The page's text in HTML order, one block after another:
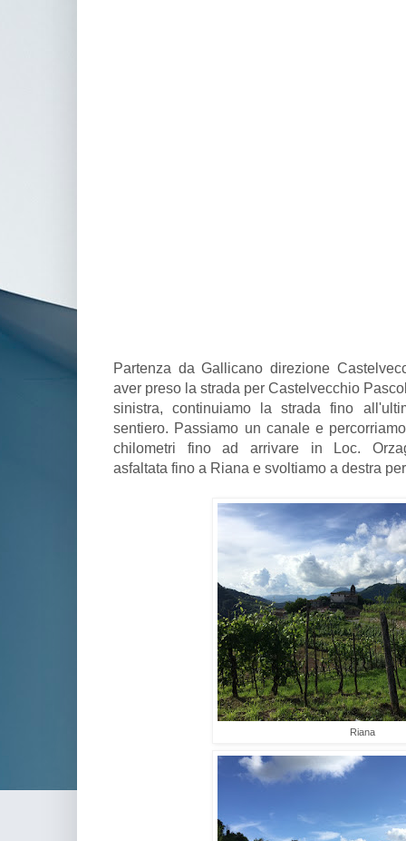
Partenza da Gallicano direzione
aver preso la strada per Castelvecchio
sinistra, continuiamo la strada fino
sentiero. Passiamo un canale e
chilometri fino ad arrivare in Loc.
asfaltata fino a Riana e svoltiamo a destra
Riana